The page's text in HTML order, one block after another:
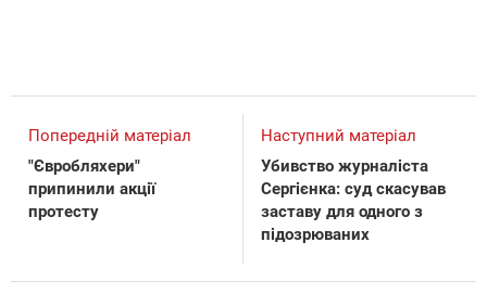
Попередній матеріал
"Євробляхери"
припинили акції
протесту
Наступний матеріал
Убивство журналіста
Сергієнка: суд скасував
заставу для одного з
підозрюваних